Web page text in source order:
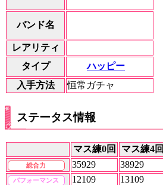
バンド名
レアリティ
タイプ
ハッピー
入手方法
恒常ガチャ
ステータス情報
マス練0回 マス練4回
総合力 35929 38929
パフォーマンス 12109 13109